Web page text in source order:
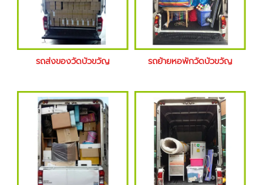
รถส่งของวัดบัวขวัญ รถย้ายหอพักวัดบัวขวัญ